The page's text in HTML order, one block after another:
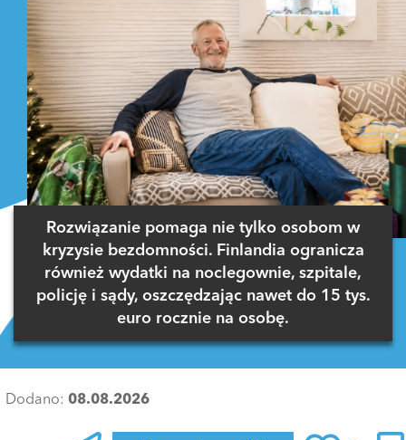
Rozwiązanie pomaga nie tylko osobom w
kryzysie bezdomności. Finlandia ogranicza
również wydatki na noclegownie, szpitale,
policję i sądy, oszczędzając nawet do 15 tys.
euro rocznie na osobę.
Dodano: 08.08.2026